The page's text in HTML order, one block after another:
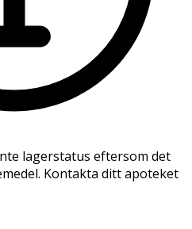
lagerstatus eftersom det
Kontakta ditt apoteket